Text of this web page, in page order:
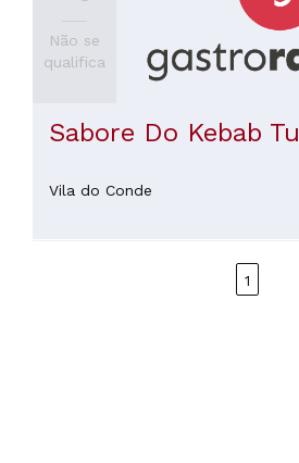
Não se
qualifica
Sabore Do Kebab
Vila do Conde
1